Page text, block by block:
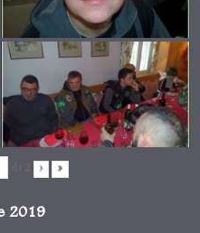
› »
2019